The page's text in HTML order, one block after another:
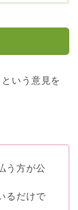
いう意見を
う方が公
るだけで